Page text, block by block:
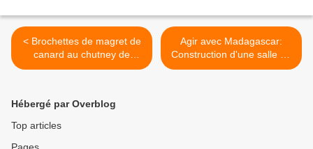
< Brochettes de magret de
canard au chutney de
mangue
Agir avec Madagascar:
Construction d'une salle de
classe >
Hébergé par Overblog
Top articles